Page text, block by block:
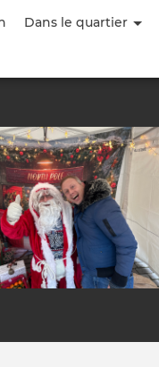
Dans le quartier